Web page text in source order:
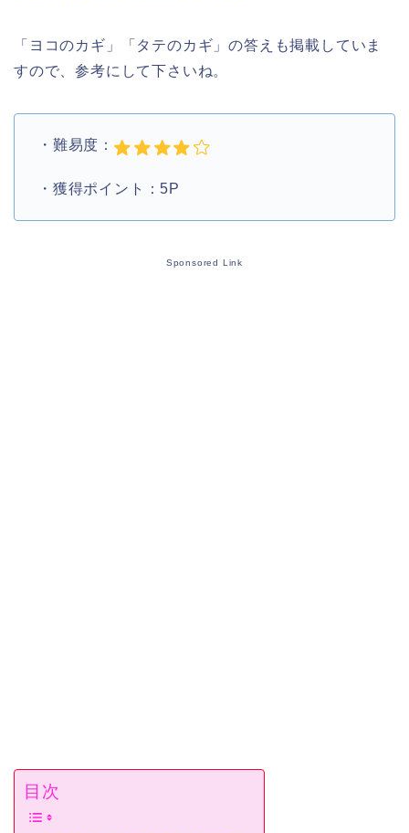
「ヨコのカギ」「タテのカギ」の答えも掲載していま
すので、参考にして下さいね。
・難易度：
・獲得ポイント：5P
Sponsored Link
目次